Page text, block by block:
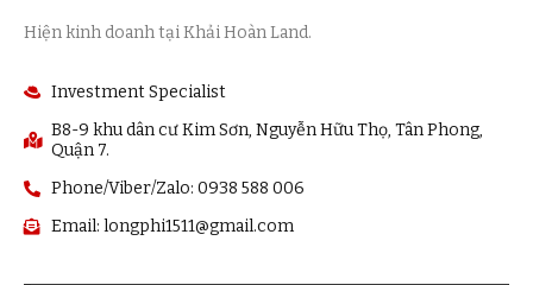
Hiện kinh doanh tại Khải Hoàn Land.
Investment Specialist
B8-9 khu dân cư Kim Sơn, Nguyễn Hữu Thọ, Tân Phong,
Quận 7.
Phone/Viber/Zalo: 0938 588 006
Email: longphi1511@gmail.com